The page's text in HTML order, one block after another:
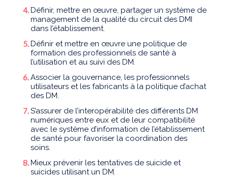
Définir, mettre en œuvre, partager un système de
management de la qualité du circuit des DMI
dans l’établissement.
Définir et mettre en œuvre une politique de
formation des professionnels de santé à
l’utilisation et au suivi des DM.
Associer la gouvernance, les professionnels
utilisateurs et les fabricants à la politique d’achat
des DM.
S’assurer de l’interopérabilité des différents DM
numériques entre eux et de leur compatibilité
avec le système d’information de l’établissement
de santé pour favoriser la coordination des
soins.
Mieux prévenir les tentatives de suicide et
suicides utilisant un DM.